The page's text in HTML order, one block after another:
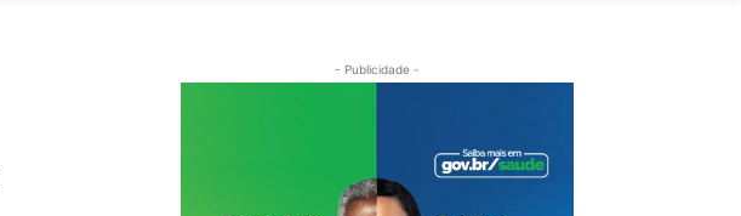
- Publicidade -